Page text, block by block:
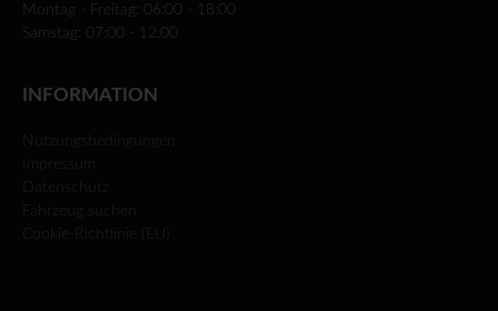
Montag - Freitag: 06:00 - 18:00
Samstag: 07:00 - 12:00
INFORMATION
Nutzungsbedingungen
Fahrzeug suchen
Cookie-Richtlinie (EU)